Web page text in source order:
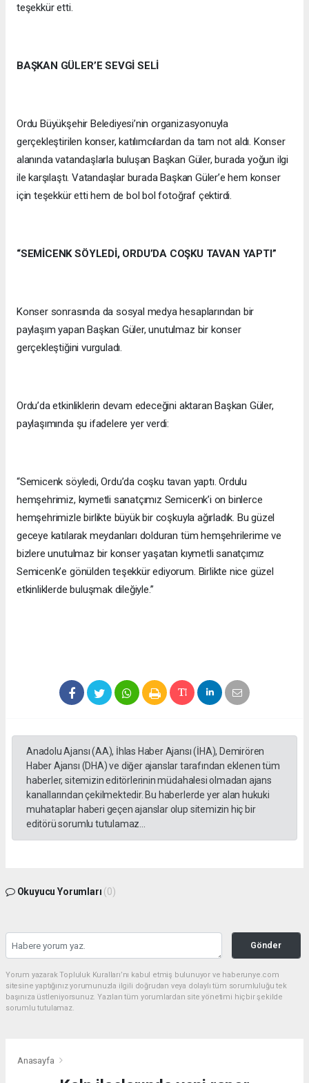
teşekkür etti.
BAŞKAN GÜLER’E SEVGİ SELİ
Ordu Büyükşehir Belediyesi’nin organizasyonuyla
gerçekleştirilen konser, katılımcılardan da tam not aldı. Konser
alanında vatandaşlarla buluşan Başkan Güler, burada yoğun ilgi
ile karşılaştı. Vatandaşlar burada Başkan Güler’e hem konser
için teşekkür etti hem de bol bol fotoğraf çektirdi.
“SEMİCENK SÖYLEDİ, ORDU’DA COŞKU TAVAN YAPTI”
Konser sonrasında da sosyal medya hesaplarından bir
paylaşım yapan Başkan Güler, unutulmaz bir konser
gerçekleştiğini vurguladı.
Ordu’da etkinliklerin devam edeceğini aktaran Başkan Güler,
paylaşımında şu ifadelere yer verdi:
“Semicenk söyledi, Ordu’da coşku tavan yaptı. Ordulu
hemşehrimiz, kıymetli sanatçımız Semicenk’i on binlerce
hemşehrimizle birlikte büyük bir coşkuyla ağırladık. Bu güzel
geceye katılarak meydanları dolduran tüm hemşehrilerime ve
bizlere unutulmaz bir konser yaşatan kıymetli sanatçımız
Semicenk’e gönülden teşekkür ediyorum. Birlikte nice güzel
etkinliklerde buluşmak dileğiyle.”
Anadolu Ajansı (AA), İhlas Haber Ajansı (İHA), Demirören
Haber Ajansı (DHA) ve diğer ajanslar tarafından eklenen tüm
haberler, sitemizin editörlerinin müdahalesi olmadan ajans
kanallarından çekilmektedir. Bu haberlerde yer alan hukuki
muhataplar haberi geçen ajanslar olup sitemizin hiç bir
editörü sorumlu tutulamaz...
Okuyucu Yorumları (0)
Gönder
Yorum yazarak Topluluk Kuralları’nı kabul etmiş bulunuyor ve haberunye.com
sitesine yaptığınız yorumunuzla ilgili doğrudan veya dolaylı tüm sorumluluğu tek
başınıza üstleniyorsunuz. Yazılan tüm yorumlardan site yönetimi hiçbir şekilde
sorumlu tutulamaz.
Anasayfa